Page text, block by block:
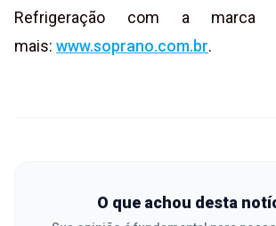
Refrigeração com a marca
mais: www.soprano.com.br.
O que achou desta